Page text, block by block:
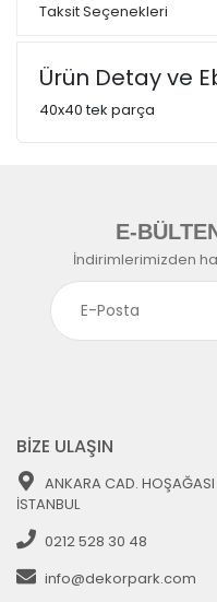
Taksit Seçenekleri
Ürün Detay ve
40x40 tek parça
E-
İndirimlerimizden
BİZE ULAŞIN
ANKARA CAD.
İSTANBUL
0212 528 30 48
info@dekorpark.com